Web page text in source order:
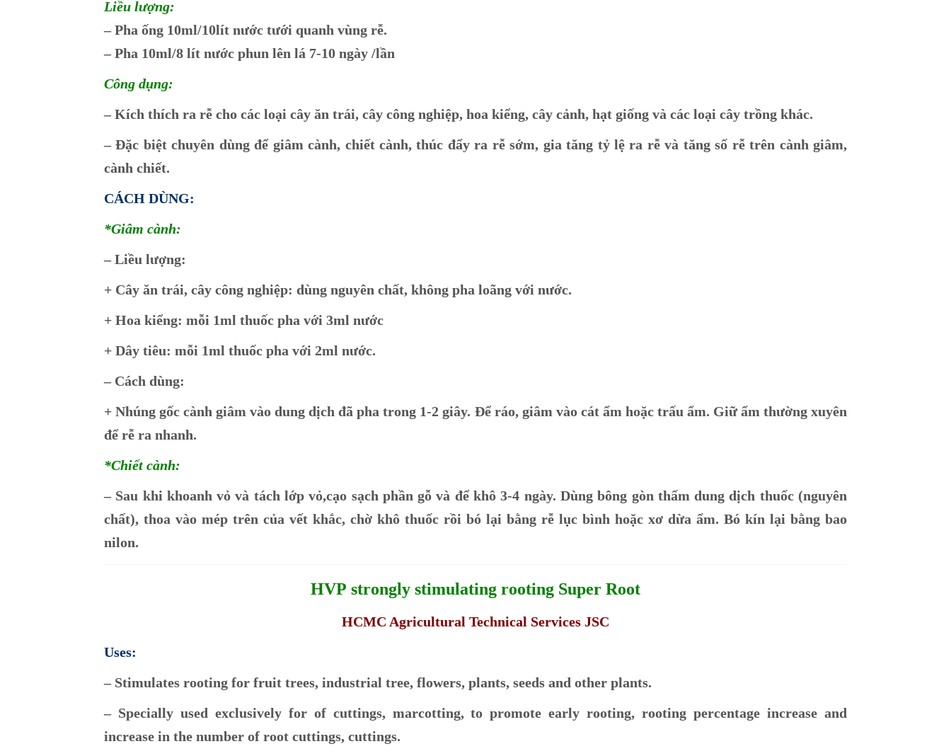
Liều lượng:
– Pha ống 10ml/10lít nước tưới quanh vùng rễ.
– Pha 10ml/8 lít nước phun lên lá 7-10 ngày /lần
Công dụng:
– Kích thích ra rễ cho các loại cây ăn trái, cây công nghiệp, hoa kiểng, cây cảnh, hạt giống và các loại cây trồng khác.
– Đặc biệt chuyên dùng để giâm cành, chiết cành, thúc đẩy ra rễ sớm, gia tăng tỷ lệ ra rễ và tăng số rễ trên cành giâm,
cành chiết.
CÁCH DÙNG:
*Giâm cành:
– Liều lượng:
+ Cây ăn trái, cây công nghiệp: dùng nguyên chất, không pha loãng với nước.
+ Hoa kiểng: mỗi 1ml thuốc pha với 3ml nước
+ Dây tiêu: mỗi 1ml thuốc pha với 2ml nước.
– Cách dùng:
+ Nhúng gốc cành giâm vào dung dịch đã pha trong 1-2 giây. Để ráo, giâm vào cát ẩm hoặc trấu ẩm. Giữ ẩm thường xuyên
để rễ ra nhanh.
*Chiết cành:
– Sau khi khoanh vỏ và tách lớp vỏ,cạo sạch phần gỗ và để khô 3-4 ngày. Dùng bông gòn thấm dung dịch thuốc (nguyên
chất), thoa vào mép trên của vết khắc, chờ khô thuốc rồi bó lại bằng rễ lục bình hoặc xơ dừa ẩm. Bó kín lại bằng bao
nilon.
HVP strongly stimulating rooting Super Root
HCMC Agricultural Technical Services JSC
Uses:
– Stimulates rooting for fruit trees, industrial tree, flowers, plants, seeds and other plants.
– Specially used exclusively for of cuttings, marcotting, to promote early rooting, rooting percentage increase and
increase in the number of root cuttings, cuttings.